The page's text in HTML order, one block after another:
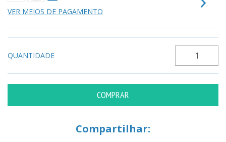
VER MEIOS DE PAGAMENTO
QUANTIDADE
Compartilhar: